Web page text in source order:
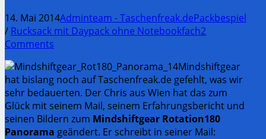
14. Mai 2014Adminteam - Taschenfreak.dePackbespiel
/ Rucksack mit Daypack ohne Notebookfach2
Comments
Mindshiftgear
hat bislang noch auf Taschenfreak.de gefehlt, was wir
sehr bedauerten. Der Chris aus Wien hat das zum
Glück mit seinem Mail, seinem Erfahrungsbericht und
seinen Bildern zum Mindshiftgear Rotation180
Panorama geändert. Er schreibt in seiner Mail: